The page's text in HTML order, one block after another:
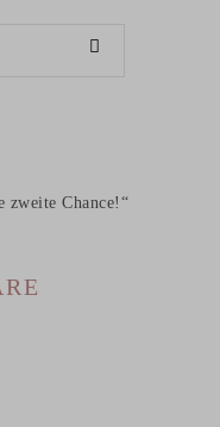
zweite Chance!“